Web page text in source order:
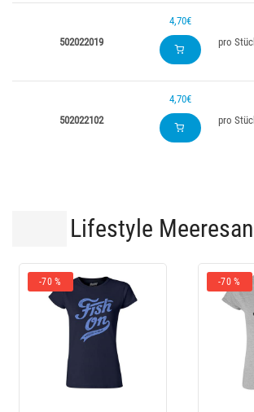
502022019
4,70€
pro
502022102
4,70€
pro
Lifestyle